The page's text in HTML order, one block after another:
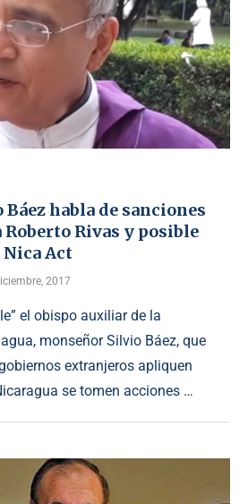
habla de sanciones
Rivas y posible
Nica Act
2017
el obispo auxiliar de la
monseñor Silvio Báez, que
extranjeros apliquen
se tomen acciones …